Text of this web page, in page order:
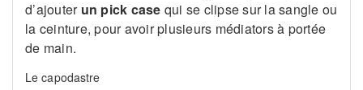
d’ajouter un pick case qui se clipse sur la sangle ou
la ceinture, pour avoir plusieurs médiators à portée
de main.
Le capodastre